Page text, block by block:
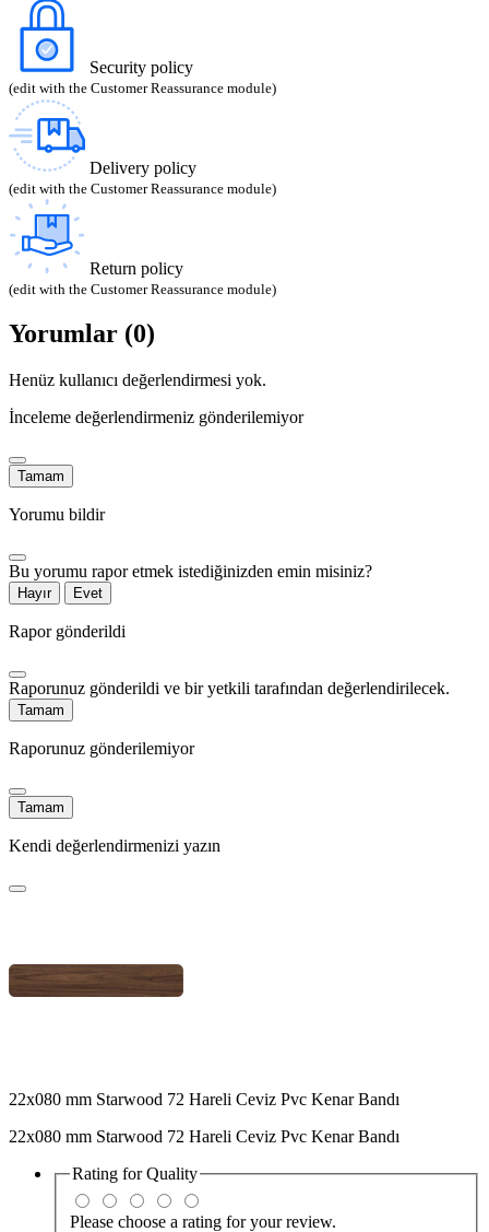
Security policy
(edit with the Customer Reassurance module)
Delivery policy
(edit with the Customer Reassurance module)
Return policy
(edit with the Customer Reassurance module)
Yorumlar (0)
Henüz kullanıcı değerlendirmesi yok.
İnceleme değerlendirmeniz gönderilemiyor
Tamam
Yorumu bildir
Bu yorumu rapor etmek istediğinizden emin misiniz?
Hayır Evet
Rapor gönderildi
Raporunuz gönderildi ve bir yetkili tarafından değerlendirilecek.
Tamam
Raporunuz gönderilemiyor
Tamam
Kendi değerlendirmenizi yazın
22x080 mm Starwood 72 Hareli Ceviz Pvc Kenar Bandı
22x080 mm Starwood 72 Hareli Ceviz Pvc Kenar Bandı
Rating forQuality
Please choose a rating for your review.